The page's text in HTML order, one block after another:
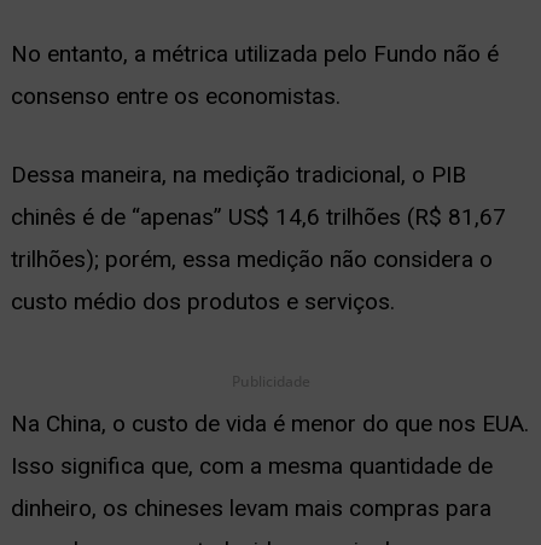
No entanto, a métrica utilizada pelo Fundo não é
consenso entre os economistas.
Dessa maneira, na medição tradicional, o PIB
chinês é de “apenas” US$ 14,6 trilhões (R$ 81,67
trilhões); porém, essa medição não considera o
custo médio dos produtos e serviços.
Publicidade
Na China, o custo de vida é menor do que nos EUA.
Isso significa que, com a mesma quantidade de
dinheiro, os chineses levam mais compras para